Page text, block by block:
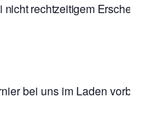
nicht rechtzeitigem
bei uns im Laden